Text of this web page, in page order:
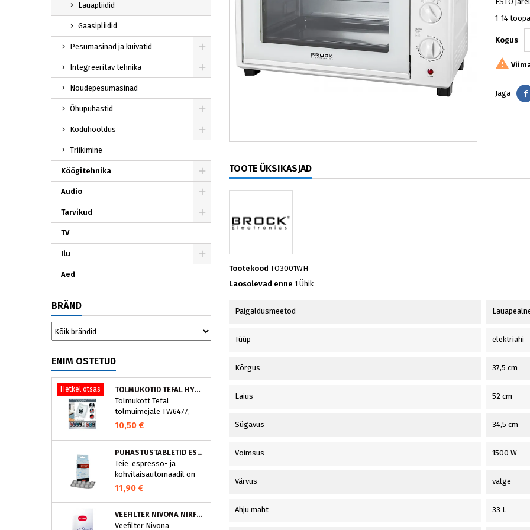
Lauapliidid
Gaasipliidid
Pesumasinad ja kuivatid
Integreeritav tehnika
Nõudepesumasinad
Õhupuhastid
Koduhooldus
Triikimine
Köögitehnika
Audio
Tarvikud
TV
Ilu
Aed
BRÄND
ENIM OSTETUD
Hetkel otsas
TOLMUKOTID TEFAL HYGIENE+ ZR200540 (4 TK)
Tolmukott Tefal
tolmuimejale TW6477,
TW6886..
10,50 €
PUHASTUSTABLETID ESPRESSOMASINALE, NIVONA 390701200
Teie espresso- ja
kohvitäisautomaadil on
integreeritud
puhastusprogramm.
NIVONA puhastustabletid
on loodud spetsiaalselt
selle programmi jaoks ja
11,90 €
VEEFILTER NIVONA NIRF701
Veefilter Nivona
1-14
Kogus

Jaga
TOOTE ÜKSIKASJAD
Tootekood TO3001WH
Laosolevad enne 1 Ühik
Paigaldusmeetod
Tüüp elektriahi
Kõrgus 37,5 cm
Laius 52 cm
Sügavus 34,5 cm
Võimsus 1500 W
Värvus valge
Ahju maht 33 L